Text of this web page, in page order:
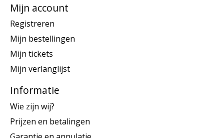
Mijn account
Registreren
Mijn bestellingen
Mijn tickets
Mijn verlanglijst
Informatie
Wie zijn wij?
Prijzen en betalingen